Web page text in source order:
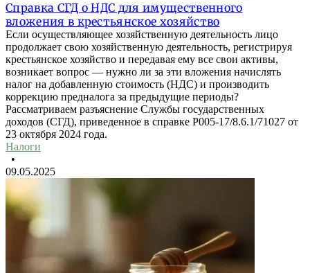
Справка СГД о НДС для имущественного
вложения в крестьянское хозяйство
Если осуществляющее хозяйственную деятельность лицо
продолжает свою хозяйственную деятельность, регистрируя
крестьянское хозяйство и передавая ему все свои активы,
возникает вопрос — нужно ли за эти вложения начислять
налог на добавленную стоимость (НДС) и производить
коррекцию предналога за предыдущие периоды?
Рассматриваем разъяснение Службы государственных
доходов (СГД), приведенное в справке P005-17/8.6.1/71027 от
23 октября 2024 года.
Налоги
•
09.05.2025